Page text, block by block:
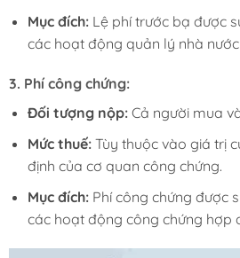
Mục đích:Lệ phí trước bạ được
các hoạt động quản lý nhà
3. Phí công chứng:
Đối tượng nộp:Cả người mua
Mức thuế:Tùy thuộc vào giá trị
định của cơ quan công chứng.
Mục đích:Phí công chứng được
các hoạt động công chứng hợp